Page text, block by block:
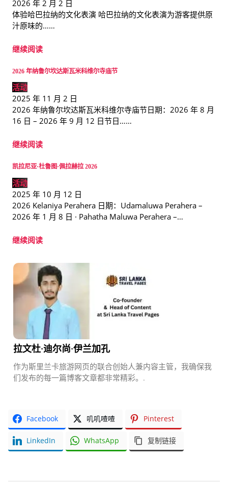
2026 年 2 月 2 日
体验哈巴拉纳的文化表演 哈巴拉纳的文化表演为游客提供原
汁原味的……
继续阅读
2026 年纳鲁尔坎达斯瓦米科维尔寺庙节
活动
2025 年 11 月 2 日
2026 年纳鲁尔坎达斯瓦米科维尔寺庙节日期：2026 年 8 月
16 日 – 2026 年 9 月 12 日节日……
继续阅读
凯拉尼亚·杜鲁图·佩拉赫拉 2026
活动
2025 年 10 月 12 日
2026 Kelaniya Perahera 日期：Udamaluwa Perahera –
2026 年 1 月 8 日 · Pahatha Maluwa Perahera –…
继续阅读
拉文杜·迪尔尚·伊兰加孔
作为斯里兰卡旅游网页的联合创始人兼内容主管，我确保我
们发布的每一篇博客文章都非常精彩。.
Facebook 叽叽喳喳 Pinterest
LinkedIn WhatsApp 复制链接